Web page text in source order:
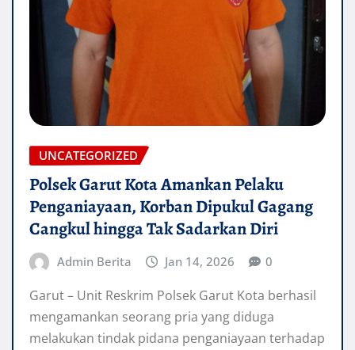
UNCATEGORIZED
Polsek Garut Kota Amankan Pelaku
Penganiayaan, Korban Dipukul Gagang
Cangkul hingga Tak Sadarkan Diri
Admin Berita Jan 14, 2026 0
Garut – Unit Reskrim Polsek Garut Kota berhasil
mengamankan seorang pria yang diduga
melakukan tindak pidana penganiayaan terhadap